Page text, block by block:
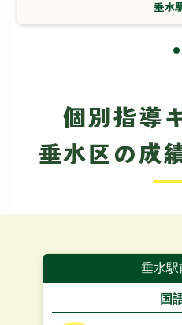
垂水
個別指導
垂水区の成
垂水駅
国